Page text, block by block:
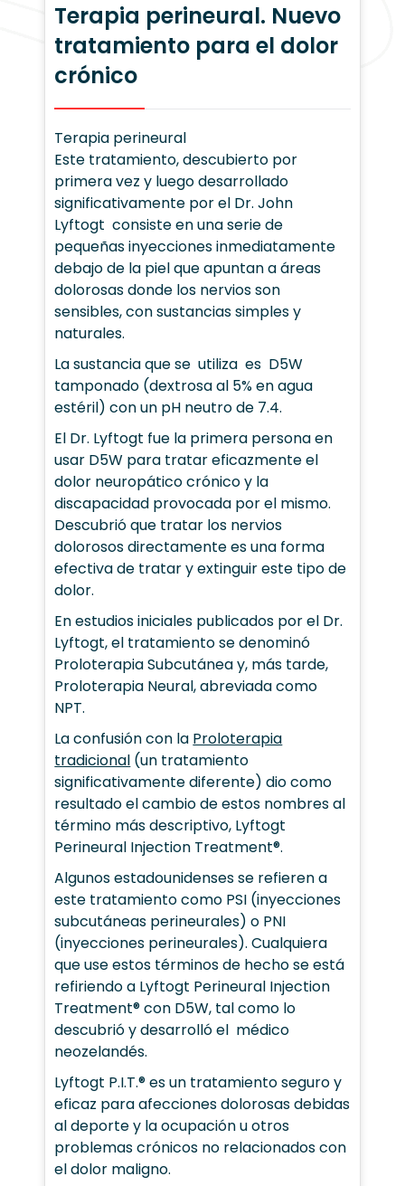
Terapia perineural. Nuevo
tratamiento para el dolor
crónico
Terapia perineural
Este tratamiento, descubierto por
primera vez y luego desarrollado
significativamente por el Dr. John
Lyftogt consiste en una serie de
pequeñas inyecciones inmediatamente
debajo de la piel que apuntan a áreas
dolorosas donde los nervios son
sensibles, con sustancias simples y
naturales.
La sustancia que se utiliza es D5W
tamponado (dextrosa al 5% en agua
estéril) con un pH neutro de 7.4.
El Dr. Lyftogt fue la primera persona en
usar D5W para tratar eficazmente el
dolor neuropático crónico y la
discapacidad provocada por el mismo.
Descubrió que tratar los nervios
dolorosos directamente es una forma
efectiva de tratar y extinguir este tipo de
dolor.
En estudios iniciales publicados por el Dr.
Lyftogt, el tratamiento se denominó
Proloterapia Subcutánea y, más tarde,
Proloterapia Neural, abreviada como
NPT.
La confusión con la Proloterapia
tradicional (un tratamiento
significativamente diferente) dio como
resultado el cambio de estos nombres al
término más descriptivo, Lyftogt
Perineural Injection Treatment®.
Algunos estadounidenses se refieren a
este tratamiento como PSI (inyecciones
subcutáneas perineurales) o PNI
(inyecciones perineurales). Cualquiera
que use estos términos de hecho se está
refiriendo a Lyftogt Perineural Injection
Treatment® con D5W, tal como lo
descubrió y desarrolló el médico
neozelandés.
Lyftogt P.I.T.® es un tratamiento seguro y
eficaz para afecciones dolorosas debidas
al deporte y la ocupación u otros
problemas crónicos no relacionados con
el dolor maligno.